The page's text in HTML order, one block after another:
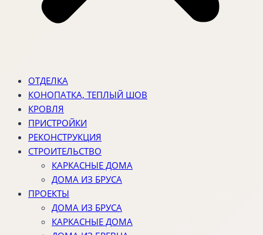
ОТДЕЛКА
КОНОПАТКА, ТЕПЛЫЙ ШОВ
КРОВЛЯ
ПРИСТРОЙКИ
РЕКОНСТРУКЦИЯ
СТРОИТЕЛЬСТВО
КАРКАСНЫЕ ДОМА
ДОМА ИЗ БРУСА
ПРОЕКТЫ
ДОМА ИЗ БРУСА
КАРКАСНЫЕ ДОМА